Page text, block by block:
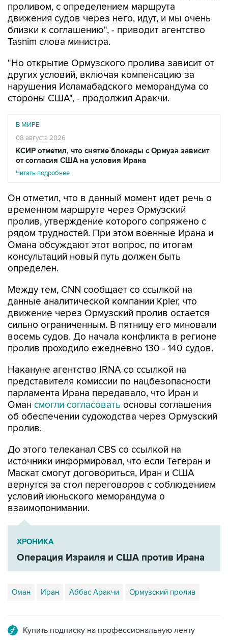
проливом, с определением маршрута
движения судов через него, идут, и мы очень
близки к соглашению", - приводит агентство
Tasnim слова министра.
"Но открытие Ормузского пролива зависит от
других условий, включая компенсацию за
нарушения Исламабадского меморандума со
стороны США", - продолжил Аракчи.
В МИРЕ
08 августа 2026
КСИР отметил, что снятие блокады с Ормуза зависит
от согласия США на условия Ирана
Читать подробнее
Он отметил, что в данный момент идет речь о
временном маршруте через Ормузский
пролив, утверждение которого сопряжено с
рядом трудностей. При этом военные Ирана и
Омана обсуждают этот вопрос, по итогам
консультаций новый путь должен быть
определен.
Между тем, CNN сообщает со ссылкой на
данные аналитической компании Kpler, что
движение через Ормузский пролив остается
сильно ограниченным. В пятницу его миновали
восемь судов. До начала конфликта в регионе
пролив проходило ежедневно 130 - 140 судов.
Накануне агентство IRNA со ссылкой на
представителя комиссии по нацбезопасности
парламента Ирана передавало, что Иран и
Оман смогли согласовать основы соглашения
об обеспечении судоходства через Ормузский
пролив.
До этого телеканал CBS со ссылкой на
источники информировал, что если Тегеран и
Маскат смогут договориться, Иран и США
вернутся за стол переговоров с соблюдением
условий июньского меморандума о
взаимопонимании.
ХРОНИКА
Операция Израиля и США против Ирана
Оман Иран Аббас Аракчи Ормузский пролив
Купить подписку на профессиональную ленту